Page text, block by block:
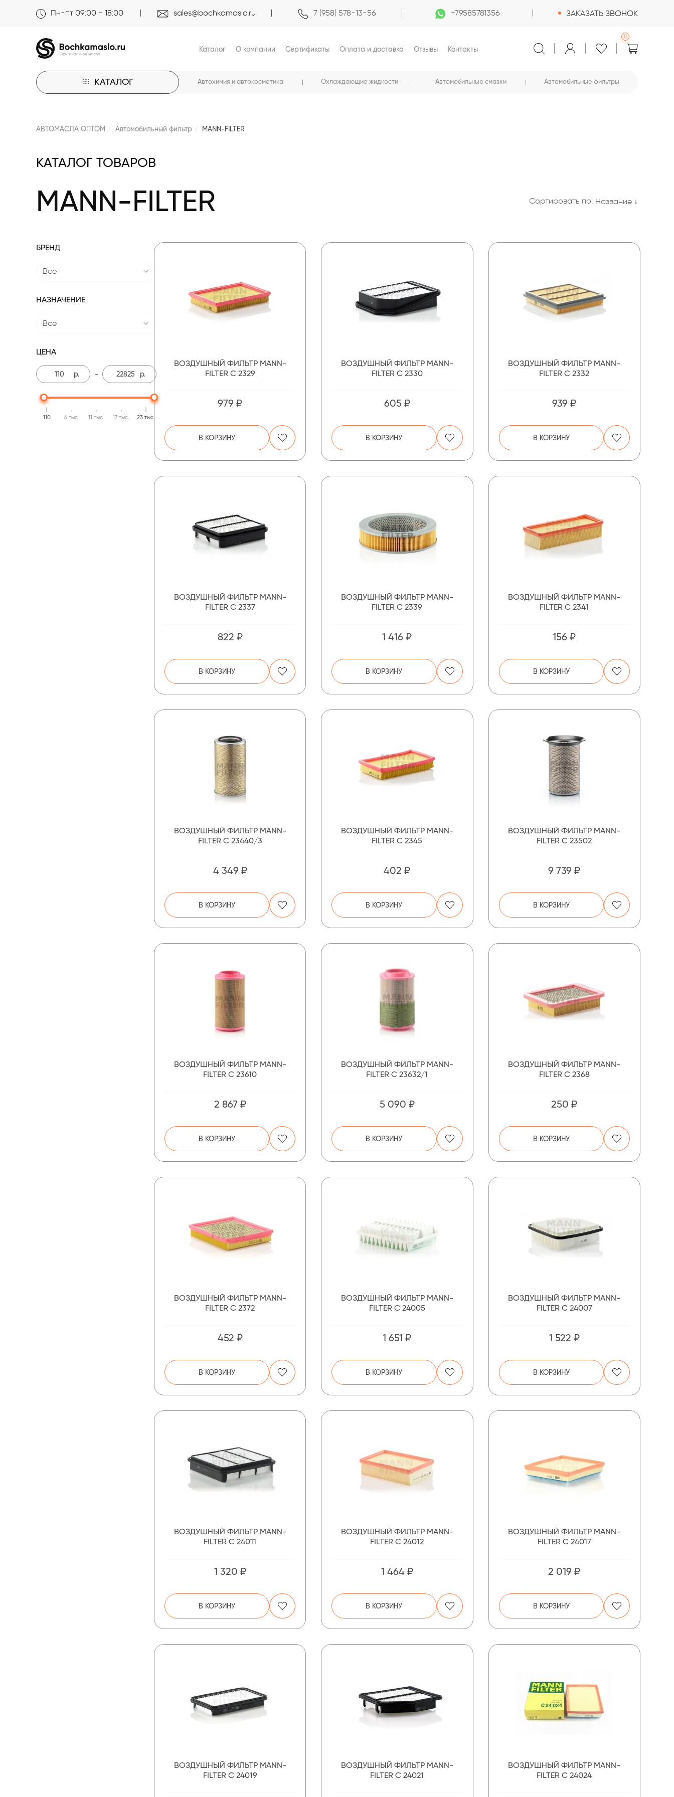
Пн-пт 09:00 - 18:00 sales@bochkamaslo.ru 7 (958) 578-13-56 +79585781356 ЗАКАЗАТЬ ЗВОНОК
Каталог О компании Сертификаты Оплата и доставка Отзывы Контакты
0
КАТАЛОГ Автохимия и автокосметика Охлаждающие жидкости Автомобильные смазки Автомобильные фильтры
АВТОМАСЛА ОПТОМ Автомобильный фильтр MANN-FILTER
КАТАЛОГ ТОВАРОВ
MANN-FILTER Сортировать по: Название ↓
БРЕНД
Все
НАЗНАЧЕНИЕ
Все
ЦЕНА
р. - р.
110 6 тыс. 11 тыс. 17 тыс. 23 тыс.
ВОЗДУШНЫЙ ФИЛЬТР MANN-
FILTER C 2329
979 ₽
В КОРЗИНУ
ВОЗДУШНЫЙ ФИЛЬТР MANN-
FILTER C 2330
605 ₽
В КОРЗИНУ
ВОЗДУШНЫЙ ФИЛЬТР MANN-
FILTER C 2332
939 ₽
В КОРЗИНУ
ВОЗДУШНЫЙ ФИЛЬТР MANN-
FILTER C 2337
822 ₽
В КОРЗИНУ
ВОЗДУШНЫЙ ФИЛЬТР MANN-
FILTER C 2339
1 416 ₽
В КОРЗИНУ
ВОЗДУШНЫЙ ФИЛЬТР MANN-
FILTER C 2341
156 ₽
В КОРЗИНУ
ВОЗДУШНЫЙ ФИЛЬТР MANN-
FILTER C 23440/3
4 349 ₽
В КОРЗИНУ
ВОЗДУШНЫЙ ФИЛЬТР MANN-
FILTER C 2345
402 ₽
В КОРЗИНУ
ВОЗДУШНЫЙ ФИЛЬТР MANN-
FILTER C 23502
9 739 ₽
В КОРЗИНУ
ВОЗДУШНЫЙ ФИЛЬТР MANN-
FILTER C 23610
2 867 ₽
В КОРЗИНУ
ВОЗДУШНЫЙ ФИЛЬТР MANN-
FILTER C 23632/1
5 090 ₽
В КОРЗИНУ
ВОЗДУШНЫЙ ФИЛЬТР MANN-
FILTER C 2368
250 ₽
В КОРЗИНУ
ВОЗДУШНЫЙ ФИЛЬТР MANN-
FILTER C 2372
452 ₽
В КОРЗИНУ
ВОЗДУШНЫЙ ФИЛЬТР MANN-
FILTER C 24005
1 651 ₽
В КОРЗИНУ
ВОЗДУШНЫЙ ФИЛЬТР MANN-
FILTER C 24007
1 522 ₽
В КОРЗИНУ
ВОЗДУШНЫЙ ФИЛЬТР MANN-
FILTER C 24011
1 320 ₽
В КОРЗИНУ
ВОЗДУШНЫЙ ФИЛЬТР MANN-
FILTER C 24012
1 464 ₽
В КОРЗИНУ
ВОЗДУШНЫЙ ФИЛЬТР MANN-
FILTER C 24017
2 019 ₽
В КОРЗИНУ
ВОЗДУШНЫЙ ФИЛЬТР MANN-
FILTER C 24019
ВОЗДУШНЫЙ ФИЛЬТР MANN-
FILTER C 24021
ВОЗДУШНЫЙ ФИЛЬТР MANN-
FILTER C 24024